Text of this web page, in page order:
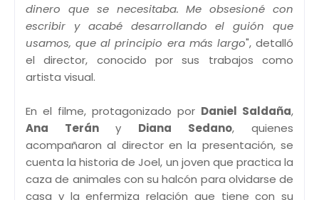
dinero que se necesitaba. Me obsesioné con
escribir y acabé desarrollando el guión que
usamos, que al principio era más largo", detalló
el director, conocido por sus trabajos como
artista visual.
En el filme, protagonizado por Daniel Saldaña,
Ana Terány Diana Sedano, quienes
acompañaron al director en la presentación, se
cuenta la historia de Joel, un joven que practica la
caza de animales con su halcón para olvidarse de
casa y la enfermiza relación que tiene con su